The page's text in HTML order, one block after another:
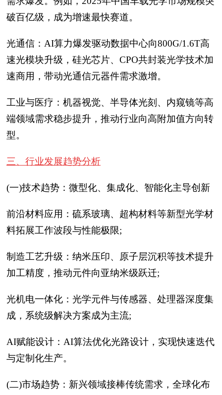
破百亿级，成为增速最快赛道。
光通信：AI算力爆发驱动数据中心向800G/1.6T高
速光模块升级，硅光芯片、CPO共封装光学技术加
速商用，带动光通信元器件需求激增。
工业与医疗：机器视觉、半导体光刻、内窥镜等高
端领域需求稳步提升，推动行业向高附加值方向转
型。
三、行业发展趋势分析
(一)技术趋势：微型化、集成化、智能化主导创新
前沿材料应用：硫系玻璃、超构材料等新型光学材
料拓展工作波段与性能极限;
制造工艺升级：纳米压印、原子层沉积等技术提升
加工精度，推动元件向亚纳米级跃迁;
光机电一体化：光学元件与传感器、处理器深度集
成，系统级解决方案成为主流;
AI赋能设计：AI算法优化光路设计，实现快速迭代
与定制化生产。
(二)市场趋势：新兴领域接棒传统需求，全球化布